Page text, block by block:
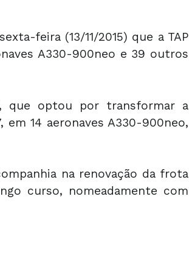
feira (13/11/2015) que a TAP
A330-900neo e 39 outros
que optou por transformar a
em 14 aeronaves A330-900neo,
na renovação da frota
curso, nomeadamente com